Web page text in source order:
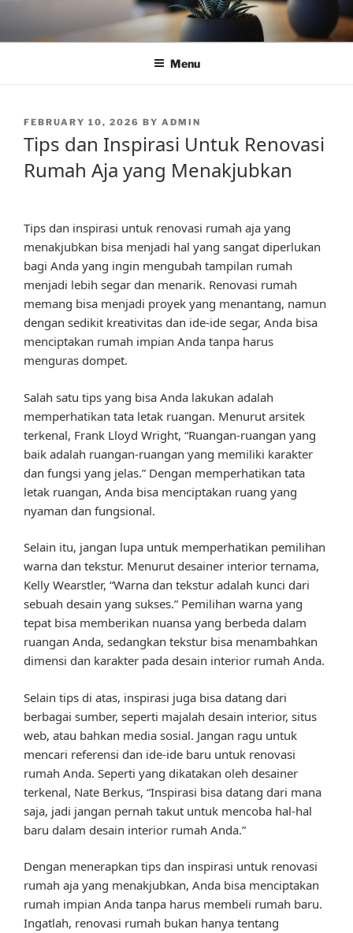
content
Menu
POSTED
ON
FEBRUARY 10, 2026 BY ADMIN
Tips dan Inspirasi Untuk Renovasi
Rumah Aja yang Menakjubkan
Tips dan inspirasi untuk renovasi rumah aja yang
menakjubkan bisa menjadi hal yang sangat diperlukan
bagi Anda yang ingin mengubah tampilan rumah
menjadi lebih segar dan menarik. Renovasi rumah
memang bisa menjadi proyek yang menantang, namun
dengan sedikit kreativitas dan ide-ide segar, Anda bisa
menciptakan rumah impian Anda tanpa harus
menguras dompet.
Salah satu tips yang bisa Anda lakukan adalah
memperhatikan tata letak ruangan. Menurut arsitek
terkenal, Frank Lloyd Wright, “Ruangan-ruangan yang
baik adalah ruangan-ruangan yang memiliki karakter
dan fungsi yang jelas.” Dengan memperhatikan tata
letak ruangan, Anda bisa menciptakan ruang yang
nyaman dan fungsional.
Selain itu, jangan lupa untuk memperhatikan pemilihan
warna dan tekstur. Menurut desainer interior ternama,
Kelly Wearstler, “Warna dan tekstur adalah kunci dari
sebuah desain yang sukses.” Pemilihan warna yang
tepat bisa memberikan nuansa yang berbeda dalam
ruangan Anda, sedangkan tekstur bisa menambahkan
dimensi dan karakter pada desain interior rumah Anda.
Selain tips di atas, inspirasi juga bisa datang dari
berbagai sumber, seperti majalah desain interior, situs
web, atau bahkan media sosial. Jangan ragu untuk
mencari referensi dan ide-ide baru untuk renovasi
rumah Anda. Seperti yang dikatakan oleh desainer
terkenal, Nate Berkus, “Inspirasi bisa datang dari mana
saja, jadi jangan pernah takut untuk mencoba hal-hal
baru dalam desain interior rumah Anda.”
Dengan menerapkan tips dan inspirasi untuk renovasi
rumah aja yang menakjubkan, Anda bisa menciptakan
rumah impian Anda tanpa harus membeli rumah baru.
Ingatlah, renovasi rumah bukan hanya tentang